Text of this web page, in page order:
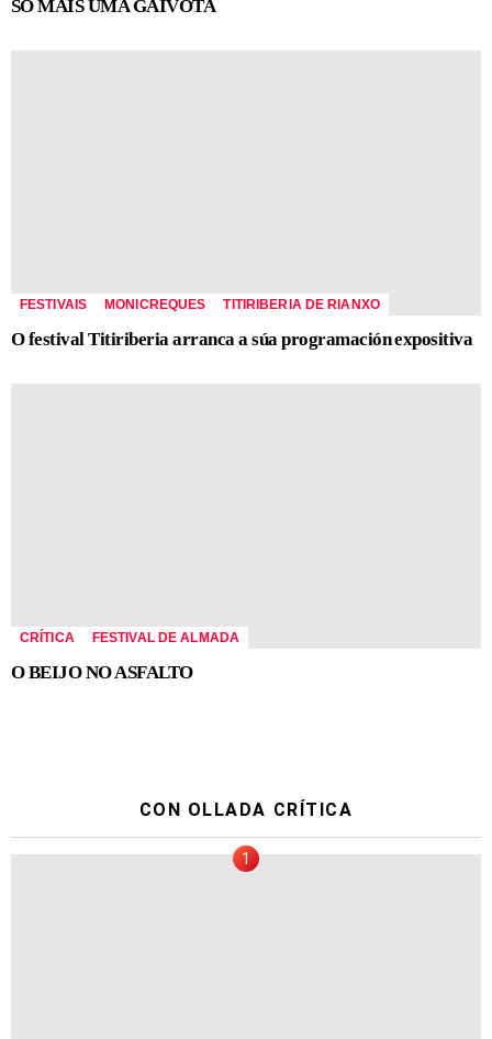
SÓ MAIS UMA GAIVOTA
FESTIVAIS MONICREQUES TITIRIBERIA DE RIANXO
O festival Titiriberia arranca a súa programación expositiva
CRÍTICA FESTIVAL DE ALMADA
O BEIJO NO ASFALTO
CON OLLADA CRÍTICA